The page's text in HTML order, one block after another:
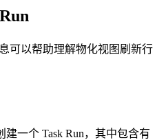
可以帮助理解物化视图刷新行
一个 Task Run，其中包含有